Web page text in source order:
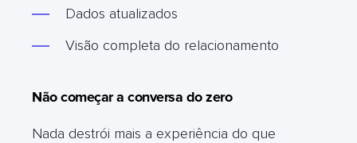
Dados atualizados
Visão completa do relacionamento
Não começar a conversa do zero
Nada destrói mais a experiência do que